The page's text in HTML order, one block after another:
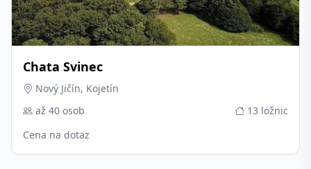
Chata Svinec
Nový Jičín, Kojetín
až 40 osob
13 ložnic
Cena na dotaz